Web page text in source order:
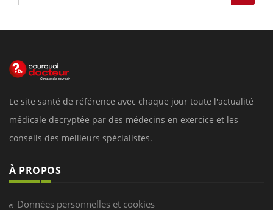
Le site santé de référence avec chaque jour toute l'actualité
médicale decryptée par des médecins en exercice et les
conseils des meilleurs spécialistes.
À PROPOS
Données personnelles et cookies